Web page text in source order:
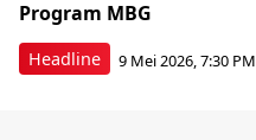
Headline
Program MBG
9 Mei 2026, 7:30 PM